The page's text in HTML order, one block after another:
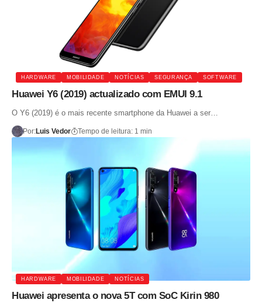
HARDWARE MOBILIDADE NOTÍCIAS SEGURANÇA SOFTWARE
Huawei Y6 (2019) actualizado com EMUI 9.1
O Y6 (2019) é o mais recente smartphone da Huawei a ser…
Por:Luis Vedor Tempo de leitura: 1 min
HARDWARE MOBILIDADE NOTÍCIAS
Huawei apresenta o nova 5T com SoC Kirin 980